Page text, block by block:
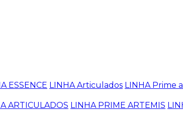
ESSENCE LINHA Articulados LINHA Prime
ARTICULADOS LINHA PRIME ARTEMIS